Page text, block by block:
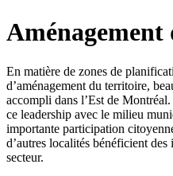
En matière de zones de
d’aménagement du territoire,
accompli dans l’Est de
ce leadership avec le milieu
importante participation
d’autres localités bénéficient
secteur.